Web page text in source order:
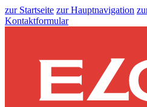
zur Startseite zur Hauptnavigation
Kontaktformular